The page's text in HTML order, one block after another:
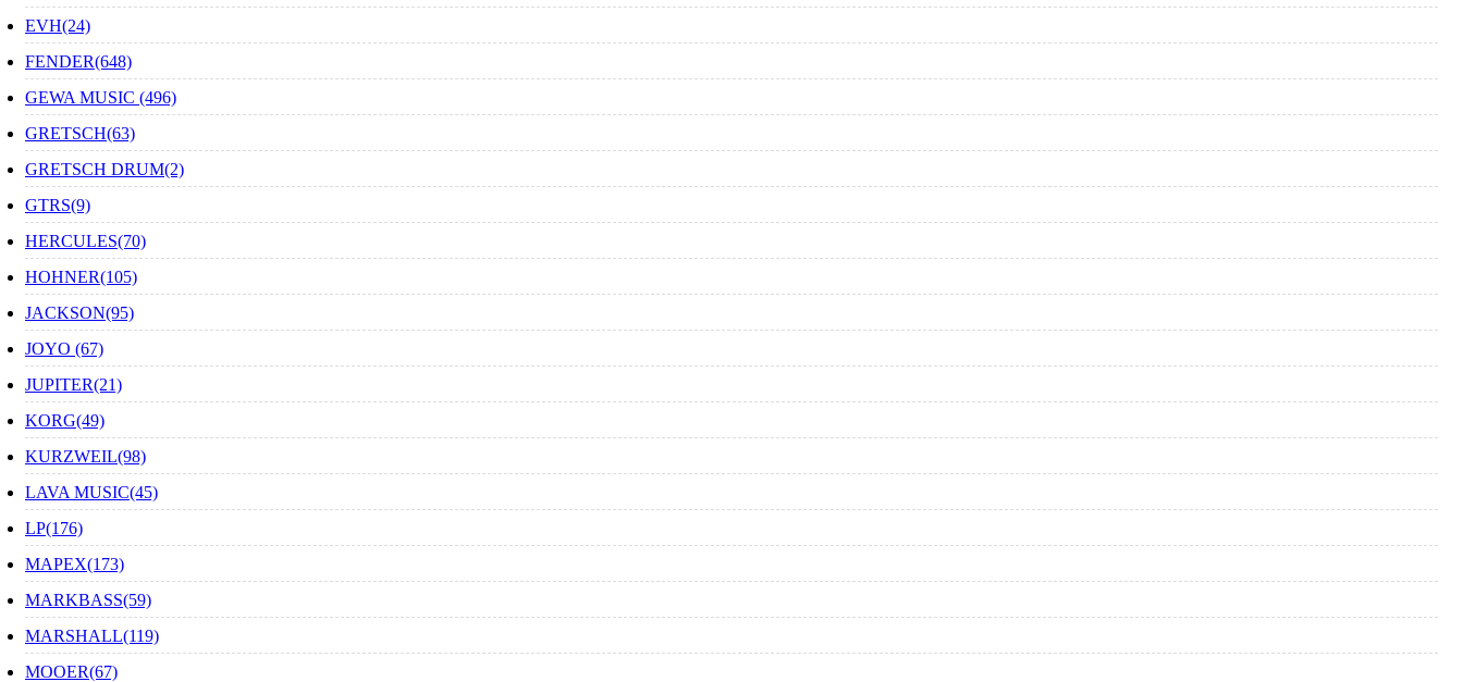
EVH(24)
FENDER(648)
GEWA MUSIC (496)
GRETSCH(63)
GRETSCH DRUM(2)
GTRS(9)
HERCULES(70)
HOHNER(105)
JACKSON(95)
JOYO (67)
JUPITER(21)
KORG(49)
KURZWEIL(98)
LAVA MUSIC(45)
LP(176)
MAPEX(173)
MARKBASS(59)
MARSHALL(119)
MOOER(67)